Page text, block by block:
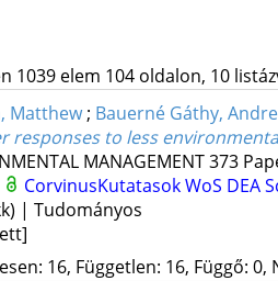
1039 elem 104 oldalon, 10
Matthew; Bauerné Gáthy,
responses to less
MANAGEMENT373
CorvinusKutatasokWoS DEA
| Tudományos
16, Független: 16, Függő: 0,